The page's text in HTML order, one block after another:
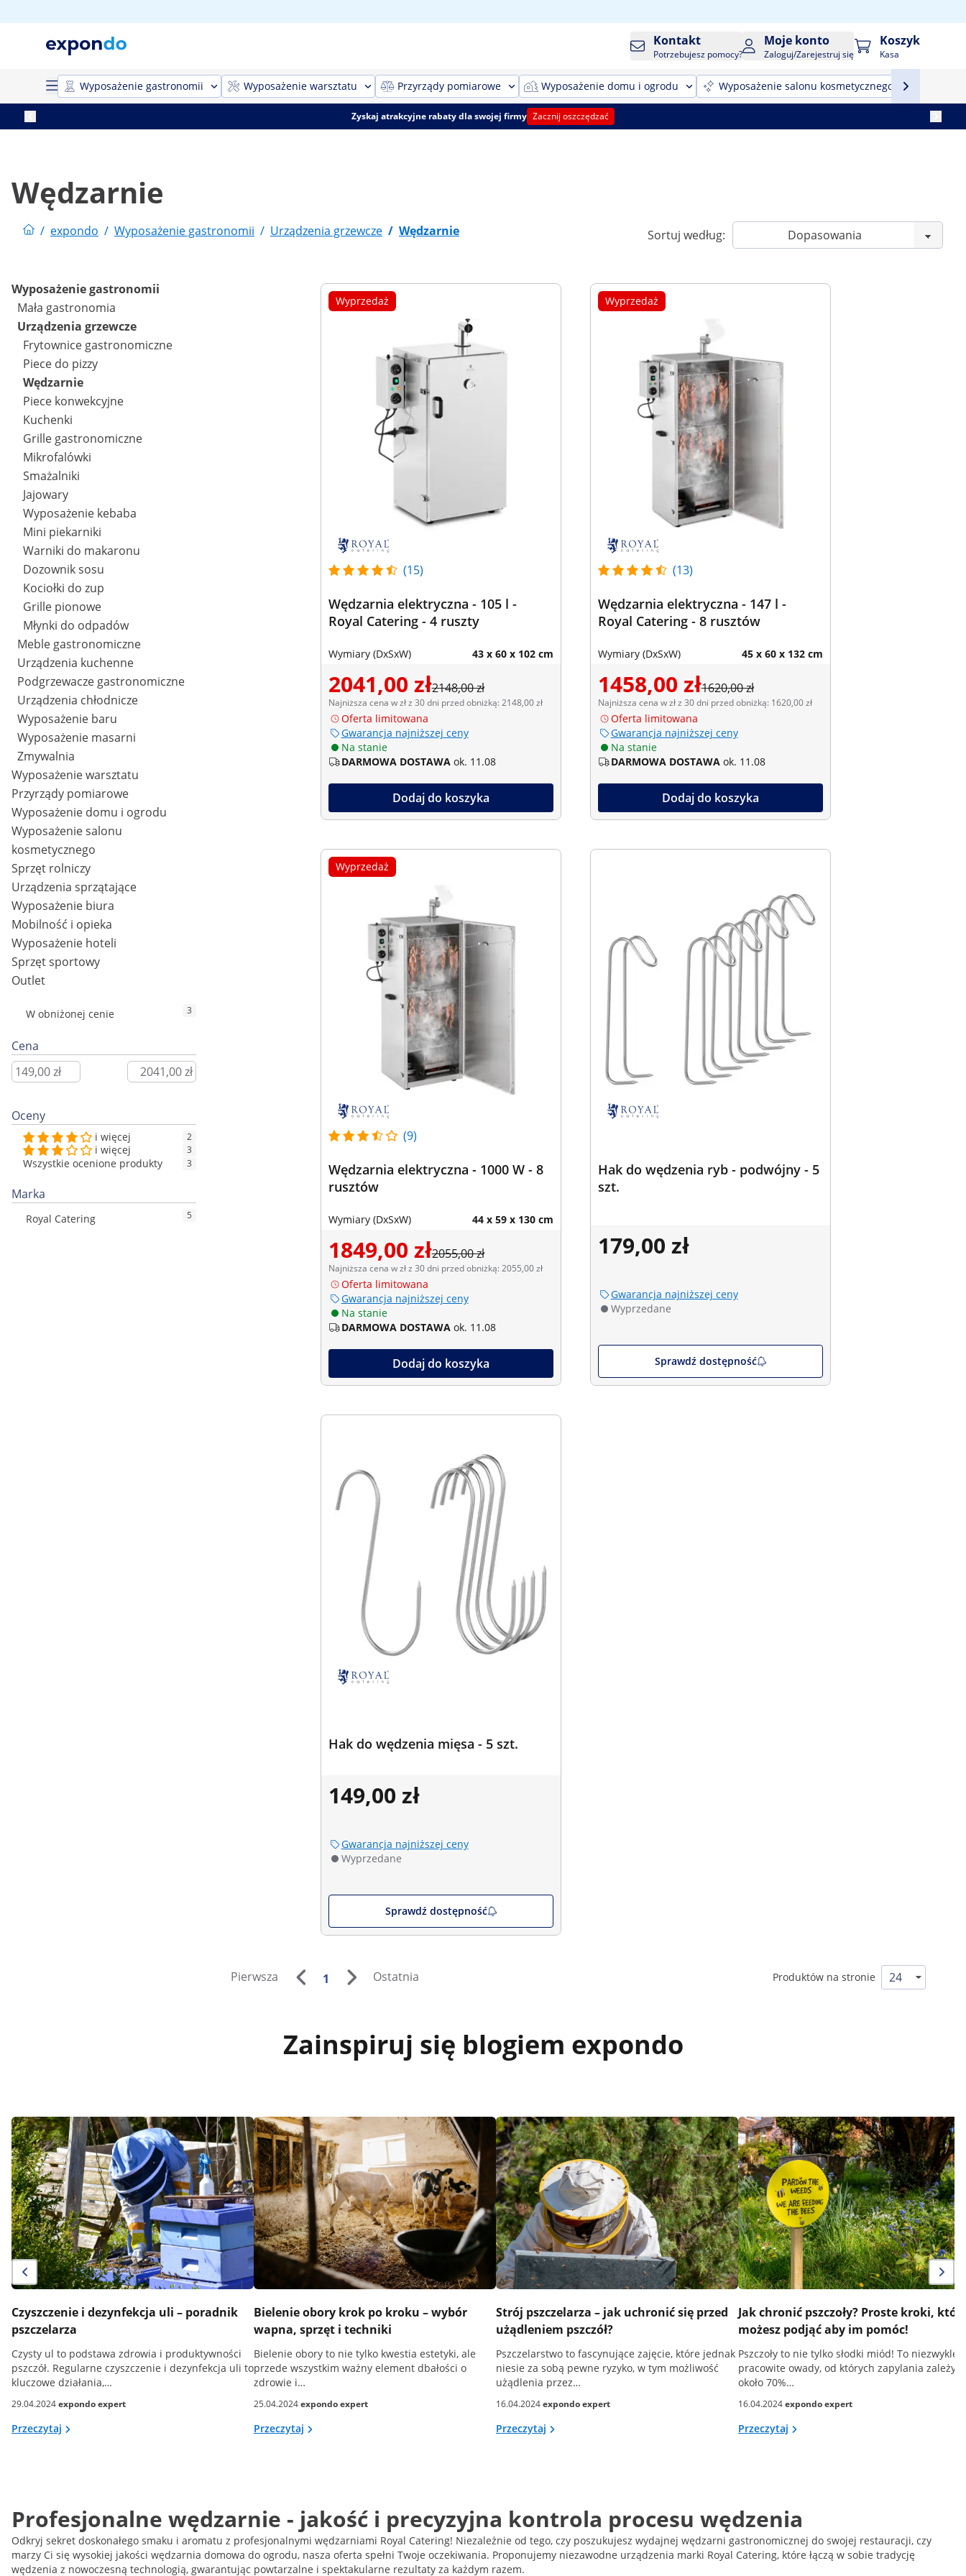
Kontakt
Potrzebujesz pomocy?
Moje konto
Zaloguj/Zarejestruj się
Koszyk
Kasa
Wyposażenie gastronomii Wyposażenie warsztatu Przyrządy pomiarowe Wyposażenie domu i ogrodu Wyposażenie salonu kosmetycznego
Zyskaj atrakcyjne rabaty dla swojej firmy Zacznij oszczędzać
Wędzarnie
/ expondo / Wyposażenie gastronomii / Urządzenia grzewcze / Wędzarnie Sortuj według:
Wyposażenie gastronomii
Mała gastronomia
Urządzenia grzewcze
Frytownice gastronomiczne
Piece do pizzy
Wędzarnie
Piece konwekcyjne
Kuchenki
Grille gastronomiczne
Mikrofalówki
Smażalniki
Jajowary
Wyposażenie kebaba
Mini piekarniki
Warniki do makaronu
Dozownik sosu
Kociołki do zup
Grille pionowe
Młynki do odpadów
Meble gastronomiczne
Urządzenia kuchenne
Podgrzewacze gastronomiczne
Urządzenia chłodnicze
Wyposażenie baru
Wyposażenie masarni
Zmywalnia
Wyposażenie warsztatu
Przyrządy pomiarowe
Wyposażenie domu i ogrodu
Wyposażenie salonu
kosmetycznego
Sprzęt rolniczy
Urządzenia sprzątające
Wyposażenie biura
Mobilność i opieka
Wyposażenie hoteli
Sprzęt sportowy
Outlet
W obniżonej cenie 3
Cena
Oceny
i więcej 2
i więcej 3
Wszystkie ocenione produkty 3
Marka
Royal Catering 5
Wyprzedaż
(15)
Wędzarnia elektryczna - 105 l -
Royal Catering - 4 ruszty
Wymiary (DxSxW) 43 x 60 x 102 cm
2041,00 zł2148,00 zł
Najniższa cena w zł z 30 dni przed obniżką: 2148,00 zł
Oferta limitowana
Gwarancja najniższej ceny
Na stanie
DARMOWA DOSTAWA ok. 11.08
Dodaj do koszyka
Wyprzedaż
(13)
Wędzarnia elektryczna - 147 l -
Royal Catering - 8 rusztów
Wymiary (DxSxW) 45 x 60 x 132 cm
1458,00 zł1620,00 zł
Najniższa cena w zł z 30 dni przed obniżką: 1620,00 zł
Oferta limitowana
Gwarancja najniższej ceny
Na stanie
DARMOWA DOSTAWA ok. 11.08
Dodaj do koszyka
Wyprzedaż
(9)
Wędzarnia elektryczna - 1000 W - 8
rusztów
Wymiary (DxSxW) 44 x 59 x 130 cm
1849,00 zł2055,00 zł
Najniższa cena w zł z 30 dni przed obniżką: 2055,00 zł
Oferta limitowana
Gwarancja najniższej ceny
Na stanie
DARMOWA DOSTAWA ok. 11.08
Dodaj do koszyka
Hak do wędzenia ryb - podwójny - 5
szt.
179,00 zł
Gwarancja najniższej ceny
Wyprzedane
Sprawdź dostępność
Hak do wędzenia mięsa - 5 szt.
149,00 zł
Gwarancja najniższej ceny
Wyprzedane
Sprawdź dostępność
Pierwsza 1 Ostatnia Produktów na stronie
Zainspiruj się blogiem expondo
Czyszczenie i dezynfekcja uli – poradnik
pszczelarza
Czysty ul to podstawa zdrowia i produktywności
pszczół. Regularne czyszczenie i dezynfekcja uli to
kluczowe działania,…
29.04.2024expondo expert
Przeczytaj
Bielenie obory krok po kroku – wybór
wapna, sprzęt i techniki
Bielenie obory to nie tylko kwestia estetyki, ale
przede wszystkim ważny element dbałości o
zdrowie i…
25.04.2024expondo expert
Przeczytaj
Strój pszczelarza – jak uchronić się przed
użądleniem pszczół?
Pszczelarstwo to fascynujące zajęcie, które jednak
niesie za sobą pewne ryzyko, w tym możliwość
użądlenia przez…
16.04.2024expondo expert
Przeczytaj
Jak chronić pszczoły? Proste kroki,
możesz podjąć aby im pomóc!
Pszczoły to nie tylko słodki miód! To niezwykle
pracowite owady, od których zapylania zależy
około 70%…
16.04.2024expondo expert
Przeczytaj
Profesjonalne wędzarnie - jakość i precyzyjna kontrola procesu wędzenia
Odkryj sekret doskonałego smaku i aromatu z profesjonalnymi wędzarniami Royal Catering! Niezależnie od tego, czy poszukujesz wydajnej wędzarni gastronomicznej do swojej restauracji, czy
marzy Ci się wysokiej jakości wędzarnia domowa do ogrodu, nasza oferta spełni Twoje oczekiwania. Proponujemy niezawodne urządzenia marki Royal Catering, które łączą w sobie tradycję
wędzenia z nowoczesną technologią, gwarantując powtarzalne i spektakularne rezultaty za każdym razem.